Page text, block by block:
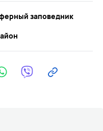
заповедник